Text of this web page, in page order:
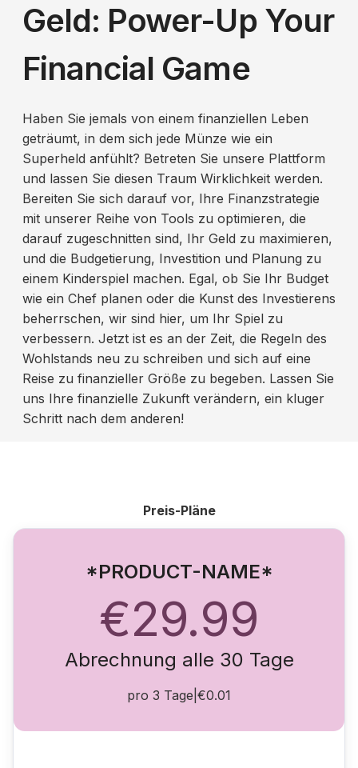
Geld: Power-Up Your
Financial Game
Haben Sie jemals von einem finanziellen Leben
geträumt, in dem sich jede Münze wie ein
Superheld anfühlt? Betreten Sie unsere Plattform
und lassen Sie diesen Traum Wirklichkeit werden.
Bereiten Sie sich darauf vor, Ihre Finanzstrategie
mit unserer Reihe von Tools zu optimieren, die
darauf zugeschnitten sind, Ihr Geld zu maximieren,
und die Budgetierung, Investition und Planung zu
einem Kinderspiel machen. Egal, ob Sie Ihr Budget
wie ein Chef planen oder die Kunst des Investierens
beherrschen, wir sind hier, um Ihr Spiel zu
verbessern. Jetzt ist es an der Zeit, die Regeln des
Wohlstands neu zu schreiben und sich auf eine
Reise zu finanzieller Größe zu begeben. Lassen Sie
uns Ihre finanzielle Zukunft verändern, ein kluger
Schritt nach dem anderen!
Preis-Pläne
*PRODUCT-NAME*
€29.99
Abrechnung alle 30 Tage
pro 3 Tage €0.01